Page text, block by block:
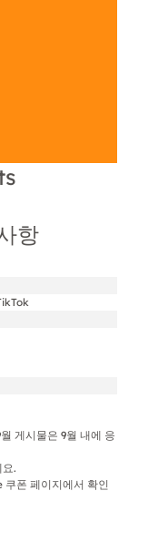
항
게시물은 9월 내에 응
.
폰 페이지에서 확인